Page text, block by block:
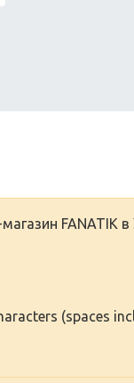
FANATIK в
(spaces